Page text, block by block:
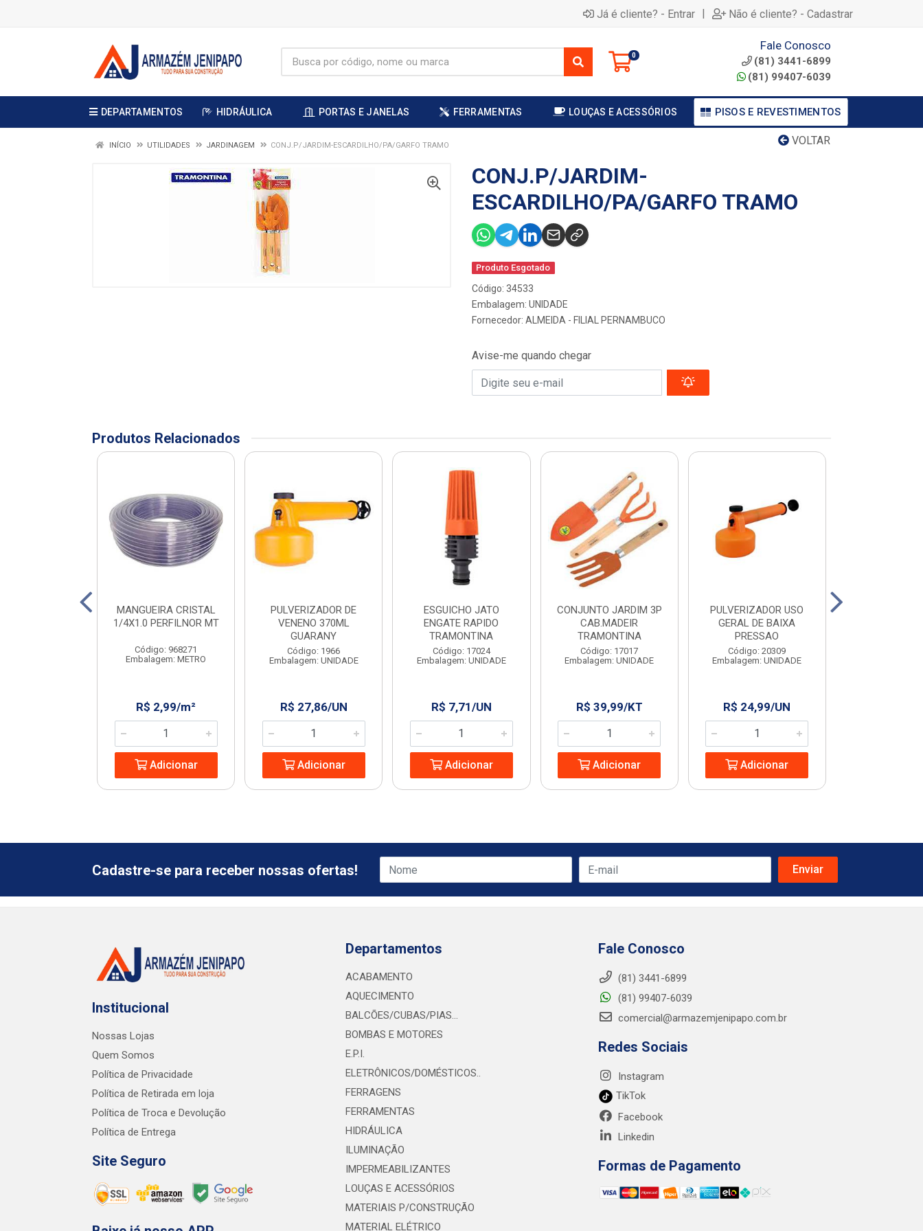
Já é cliente? - Entrar | Não é cliente? - Cadastrar
0
Fale Conosco
(81) 3441-6899
(81) 99407-6039
DEPARTAMENTOS HIDRÁULICA PORTAS E JANELAS FERRAMENTAS LOUÇAS E ACESSÓRIOS PISOS E REVESTIMENTOS
VOLTAR
INÍCIO UTILIDADES JARDINAGEM CONJ.P/JARDIM-ESCARDILHO/PA/GARFO TRAMO
CONJ.P/JARDIM-
ESCARDILHO/PA/GARFO TRAMO
Produto Esgotado
Código: 34533
Embalagem: UNIDADE
Fornecedor: ALMEIDA - FILIAL PERNAMBUCO
Avise-me quando chegar
Produtos Relacionados
MANGUEIRA CRISTAL
1/4X1.0 PERFILNOR MT
Código: 968271
Embalagem: METRO
R$ 2,99/m²
Adicionar
PULVERIZADOR DE
VENENO 370ML
GUARANY
Código: 1966
Embalagem: UNIDADE
R$ 27,86/UN
Adicionar
ESGUICHO JATO
ENGATE RAPIDO
TRAMONTINA
Código: 17024
Embalagem: UNIDADE
R$ 7,71/UN
Adicionar
CONJUNTO JARDIM 3P
CAB.MADEIR
TRAMONTINA
Código: 17017
Embalagem: UNIDADE
R$ 39,99/KT
Adicionar
PULVERIZADOR USO
GERAL DE BAIXA
PRESSAO
Código: 20309
Embalagem: UNIDADE
R$ 24,99/UN
Adicionar
Cadastre-se para receber nossas ofertas!
Institucional
Nossas Lojas
Quem Somos
Política de Privacidade
Política de Retirada em loja
Política de Troca e Devolução
Política de Entrega
Site Seguro
Departamentos
ACABAMENTO
AQUECIMENTO
BALCÕES/CUBAS/PIAS...
BOMBAS E MOTORES
E.P.I.
ELETRÔNICOS/DOMÉSTICOS..
FERRAGENS
FERRAMENTAS
HIDRÁULICA
ILUMINAÇÃO
IMPERMEABILIZANTES
LOUÇAS E ACESSÓRIOS
MATERIAIS P/CONSTRUÇÃO
MATERIAL ELÉTRICO
Fale Conosco
(81) 3441-6899
(81) 99407-6039
comercial@armazemjenipapo.com.br
Redes Sociais
Instagram
TikTok
Facebook
Linkedin
Formas de Pagamento